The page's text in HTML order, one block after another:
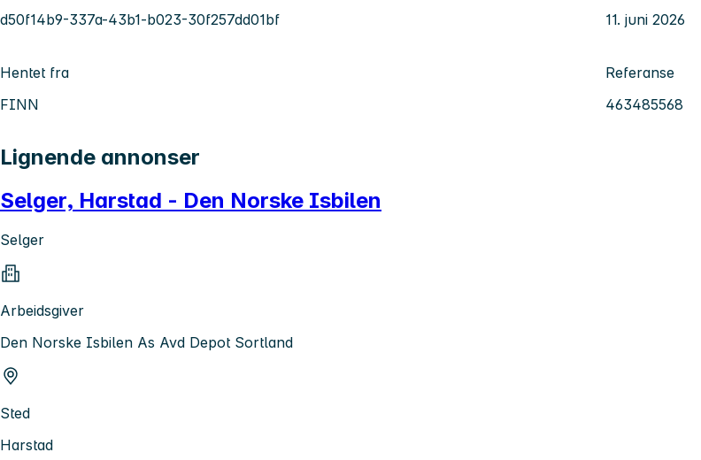
d50f14b9-337a-43b1-b023-30f257dd01bf
11. juni 2026
Hentet fra
FINN
Referanse
463485568
Lignende annonser
Selger, Harstad - Den Norske Isbilen
Selger
Arbeidsgiver
Den Norske Isbilen As Avd Depot Sortland
Sted
Harstad